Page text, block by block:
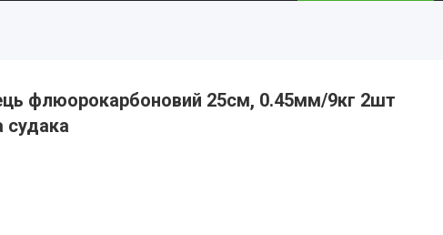
флюорокарбоновий 25см, 0.45мм/9кг 2шт
судака